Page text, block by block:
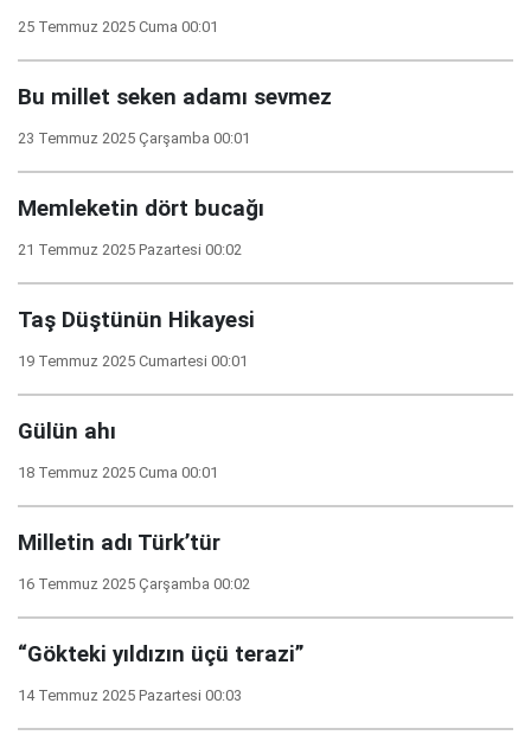
25 Temmuz 2025 Cuma 00:01
Bu millet seken adamı sevmez
23 Temmuz 2025 Çarşamba 00:01
Memleketin dört bucağı
21 Temmuz 2025 Pazartesi 00:02
Taş Düştünün Hikayesi
19 Temmuz 2025 Cumartesi 00:01
Gülün ahı
18 Temmuz 2025 Cuma 00:01
Milletin adı Türk’tür
16 Temmuz 2025 Çarşamba 00:02
“Gökteki yıldızın üçü terazi”
14 Temmuz 2025 Pazartesi 00:03